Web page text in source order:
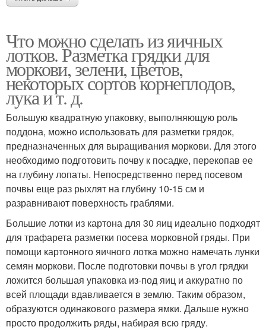
Что можно сделать из яичных
лотков. Разметка грядки для
моркови, зелени, цветов,
некоторых сортов корнеплодов,
лука и т. д.
Большую квадратную упаковку, выполняющую роль
поддона, можно использовать для разметки грядок,
предназначенных для выращивания моркови. Для этого
необходимо подготовить почву к посадке, перекопав ее
на глубину лопаты. Непосредственно перед посевом
почвы еще раз рыхлят на глубину 10-15 см и
разравнивают поверхность граблями.
Большие лотки из картона для 30 яиц идеально подходят
для трафарета разметки посева морковной гряды. При
помощи картонного яичного лотка можно намечать лунки
семян моркови. После подготовки почвы в угол грядки
ложится большая упаковка из-под яиц и аккуратно по
всей площади вдавливается в землю. Таким образом,
образуются одинакового размера ямки. Дальше нужно
просто продолжить ряды, набирая всю гряду.